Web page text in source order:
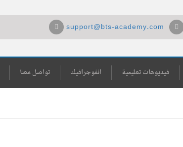
support@bts-academy.com
فيديوهات تعليمية انفوجرافيك تواصل معنا